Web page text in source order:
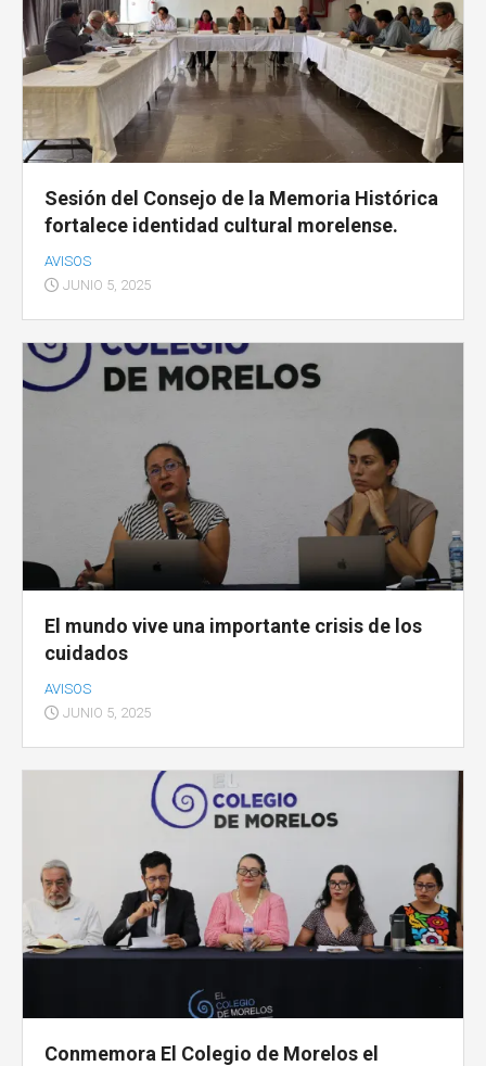
Sesión del Consejo de la Memoria Histórica
fortalece identidad cultural morelense.
AVISOS
JUNIO 5, 2025
El mundo vive una importante crisis de los
cuidados
AVISOS
JUNIO 5, 2025
Conmemora El Colegio de Morelos el